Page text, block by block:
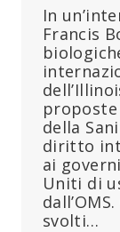
In
Francis
proposte
della
diritto
ai
Uniti di
svolti…